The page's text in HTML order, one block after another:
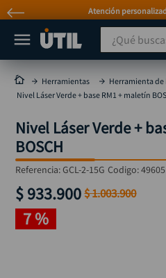
Atención
¿Qué buscas
Herramientas Herramienta de
Nivel Láser Verde + base RM1 + maletín
Nivel Láser Verde +
BOSCH
Referencia:GCL-2-15G Codigo:
$933.900 $1.003.900
7 %
MÁS BUSCADOS
taladro
taladros pulidoras
compresor
sierra circular
ruteadora
broca